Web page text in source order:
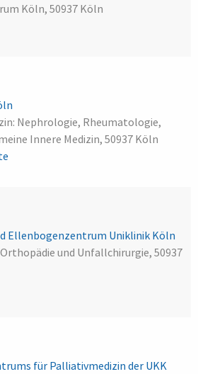
Köln, 50937 Köln
Nephrologie, Rheumatologie,
Innere Medizin, 50937 Köln
Ellenbogenzentrum Uniklinik Köln
und Unfallchirurgie, 50937
für Palliativmedizin der UKK